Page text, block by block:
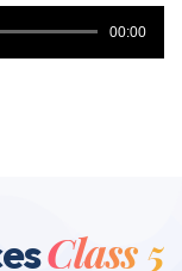
00:00
Class 5